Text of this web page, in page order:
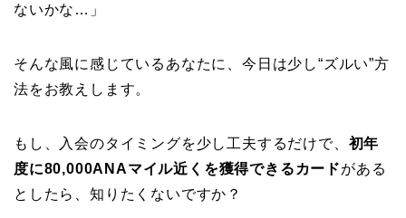
ないかな…」
そんな風に感じているあなたに、今日は少し“ズルい”方
法をお教えします。
もし、入会のタイミングを少し工夫するだけで、 初年
度に80,000ANAマイル近くを獲得できるカードがある
としたら、知りたくないですか？